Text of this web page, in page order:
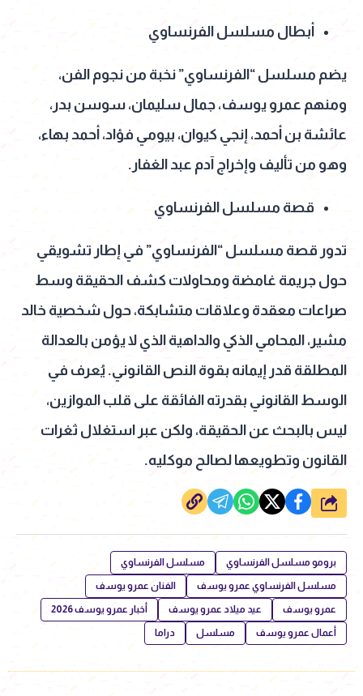
أبطال مسلسل الفرنساوي
يضم مسلسل “الفرنساوي” نخبة من نجوم الفن،
ومنهم عمرو يوسف، جمال سليمان، سوسن بدر،
عائشة بن أحمد، إنجي كيوان، بيومي فؤاد، أحمد بهاء،
وهو من تأليف وإخراج آدم عبد الغفار.
قصة مسلسل الفرنساوي
تدور قصة مسلسل “الفرنساوي” في إطار تشويقي
حول جريمة غامضة ومحاولات كشف الحقيقة وسط
صراعات معقدة وعلاقات متشابكة، حول شخصية خالد
مشير، المحامي الذكي والداهية الذي لا يؤمن بالعدالة
المطلقة قدر إيمانه بقوة النص القانوني. يُعرف في
الوسط القانوني بقدرته الفائقة على قلب الموازين،
ليس بالبحث عن الحقيقة، ولكن عبر استغلال ثغرات
القانون وتطويعها لصالح موكليه.
شارك
برومو مسلسل الفرنساوي مسلسل الفرنساوي
مسلسل الفرنساوي عمرو يوسف الفنان عمرو يوسف
عمرو يوسف عيد ميلاد عمرو يوسف أخبار عمرو يوسف 2026
أعمال عمرو يوسف مسلسل دراما